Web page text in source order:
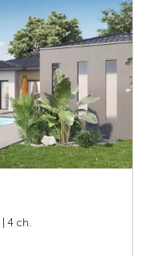
| 4 ch.